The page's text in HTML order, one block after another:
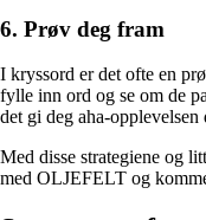
6. Prøv deg fram
I kryssord er det ofte en
fylle inn ord og se om de
det gi deg aha-
Med disse strategiene og
med OLJEFELT og